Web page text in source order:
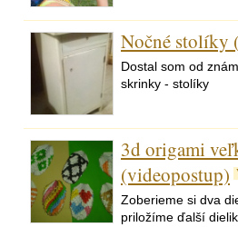
Nočné stolíky
Dostal som od
skrinky - stolíky
3d origami
(videopostup)
Zoberieme si dva
priložíme ďalší